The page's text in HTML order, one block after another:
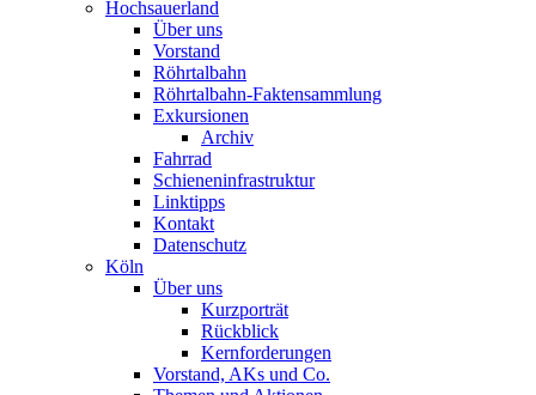
Hochsauerland
Über uns
Vorstand
Röhrtalbahn
Röhrtalbahn-Faktensammlung
Exkursionen
Archiv
Fahrrad
Schieneninfrastruktur
Linktipps
Kontakt
Datenschutz
Köln
Über uns
Kurzporträt
Rückblick
Kernforderungen
Vorstand, AKs und Co.